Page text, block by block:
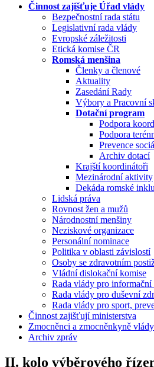
Činnost zajišťuje Úřad vlády
Bezpečnostní rada státu
Legislativní rada vlády
Evropské záležitosti
Etická komise ČR
Romská menšina
Členky a členové
Aktuality
Zasedání Rady
Výbory a Pracovní
Dotační program
Podpora
Podpora
Prevence
Archiv dotací
Krajští koordinátoři
Mezinárodní aktivity
Dekáda romské
Lidská práva
Rovnost žen a mužů
Národnostní menšiny
Neziskové organizace
Personální nominace
Politika v oblasti závislostí
Osoby se zdravotním
Vládní dislokační komise
Rada vlády pro informační
Rada vlády pro duševní
Rada vlády pro sport,
Činnost zajišťují ministerstva
Zmocněnci a zmocněnkyně vlády
Archiv zpráv
II. kolo výběrového